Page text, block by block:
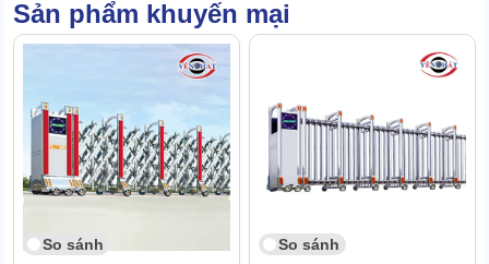
Bánh xe nằm liền dưới mỗi trụ chính của cổng TC-J8913. Cứ 1 trụ
sẽ tương ứng với 2 bánh xe.
Bộ phận này được làm từ thép phối cao su thuần chất nên vừa
Nhiệm vụ của bánh xe là nâng đỡ, hỗ trợ việc điều chuyển các trụ
đỡ ra vào theo 2 chiều khi đóng mở cổng.
Sản phẩm khuyến mại
So sánh So sánh